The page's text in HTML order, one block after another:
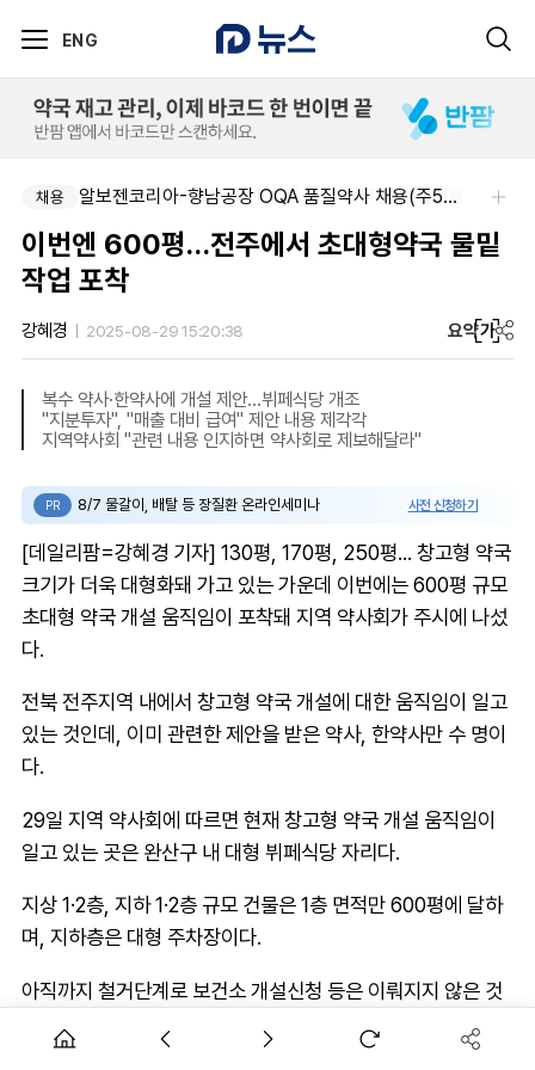
ENG
채용 주식회사 한독-[한독] 신입 및 경력 직무별 수시채용
채용 알보젠코리아-향남공장 OQA 품질약사 채용(주5일/파트타임 가능)
이번엔 600평…전주에서 초대형약국 물밑
작업 포착
강혜경 2025-08-29 15:20:38 요약가
복수 약사·한약사에 개설 제안...뷔페식당 개조
"지분투자", "매출 대비 급여" 제안 내용 제각각
지역약사회 "관련 내용 인지하면 약사회로 제보해달라"
PR 8/7 물갈이, 배탈 등 장질환 온라인세미나 사전 신청하기
[데일리팜=강혜경 기자] 130평, 170평, 250평... 창고형 약국
크기가 더욱 대형화돼 가고 있는 가운데 이번에는 600평 규모
초대형 약국 개설 움직임이 포착돼 지역 약사회가 주시에 나섰
다.
전북 전주지역 내에서 창고형 약국 개설에 대한 움직임이 일고
있는 것인데, 이미 관련한 제안을 받은 약사, 한약사만 수 명이
다.
29일 지역 약사회에 따르면 현재 창고형 약국 개설 움직임이
일고 있는 곳은 완산구 내 대형 뷔페식당 자리다.
지상 1·2층, 지하 1·2층 규모 건물은 1층 면적만 600평에 달하
며, 지하층은 대형 주차장이다.
아직까지 철거단계로 보건소 개설신청 등은 이뤄지지 않은 것